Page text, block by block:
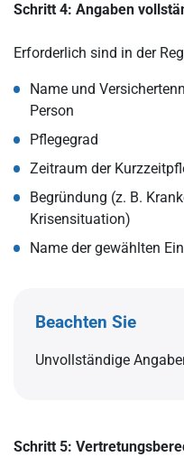
Schritt 4: Angaben
Erforderlich sind in der
Name und
Person
Pflegegrad
Zeitraum der
Begründung (z. B.
Krisensituation)
Name der gewählten
Beachten Sie
Unvollständige
Schritt 5: